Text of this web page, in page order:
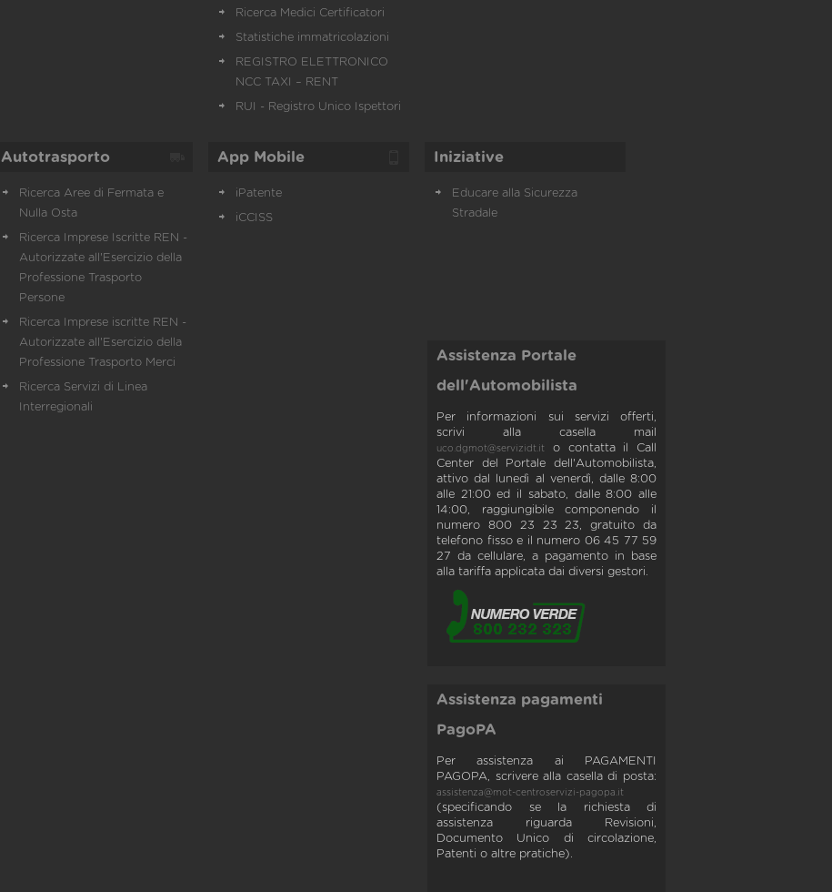
Ricerca Medici Certificatori
Statistiche immatricolazioni
REGISTRO ELETTRONICO
NCC TAXI – RENT
RUI - Registro Unico Ispettori
Autotrasporto
Ricerca Aree di Fermata e
Nulla Osta
Ricerca Imprese Iscritte REN -
Autorizzate all'Esercizio della
Professione Trasporto
Persone
Ricerca Imprese iscritte REN -
Autorizzate all'Esercizio della
Professione Trasporto Merci
Ricerca Servizi di Linea
Interregionali
App Mobile
iPatente
iCCISS
Iniziative
Educare alla Sicurezza
Stradale
Assistenza Portale
dell'Automobilista
Per informazioni sui servizi offerti,
scrivi alla casella mail
uco.dgmot@servizidt.it
o contatta il Call
Center del Portale dell'Automobilista,
attivo dal lunedì al venerdì, dalle 8:00
alle 21:00 ed il sabato, dalle 8:00 alle
14:00, raggiungibile componendo il
numero 800 23 23 23, gratuito da
telefono fisso e il numero 06 45 77 59
27 da cellulare, a pagamento in base
alla tariffa applicata dai diversi gestori.
Assistenza pagamenti
PagoPA
Per assistenza ai PAGAMENTI
PAGOPA, scrivere alla casella di posta:
assistenza@mot-centroservizi-pagopa.it
(specificando se la richiesta di
assistenza riguarda Revisioni,
Documento Unico di circolazione,
Patenti o altre pratiche).